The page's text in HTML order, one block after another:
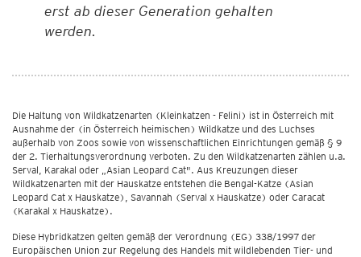
erst ab dieser Generation gehalten
werden.
Die Haltung von Wildkatzenarten (Kleinkatzen - Felini) ist in Österreich mit
Ausnahme der (in Österreich heimischen) Wildkatze und des Luchses
außerhalb von Zoos sowie von wissenschaftlichen Einrichtungen gemäß § 9
der 2. Tierhaltungsverordnung verboten. Zu den Wildkatzenarten zählen u.a.
Serval, Karakal oder „Asian Leopard Cat". Aus Kreuzungen dieser
Wildkatzenarten mit der Hauskatze entstehen die Bengal-Katze (Asian
Leopard Cat x Hauskatze), Savannah (Serval x Hauskatze) oder Caracat
(Karakal x Hauskatze).
Diese Hybridkatzen gelten gemäß der Verordnung (EG) 338/1997 der
Europäischen Union zur Regelung des Handels mit wildlebenden Tier- und